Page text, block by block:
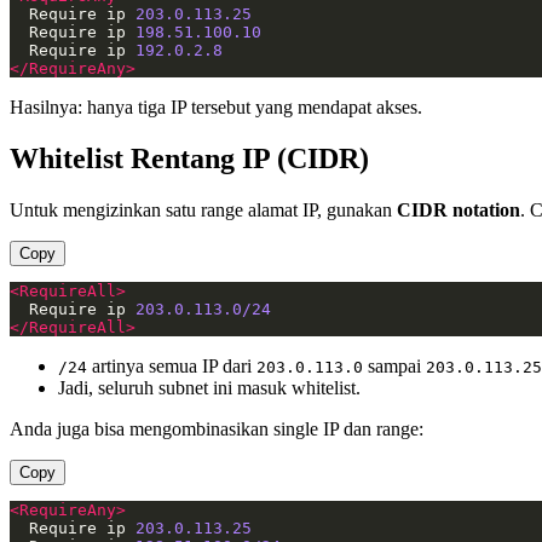
  Require ip
203.0.113.25
  Require ip
198.51.100.10
  Require ip
192.0.2.8
</RequireAny>
Hasilnya: hanya tiga IP tersebut yang mendapat akses.
Whitelist Rentang IP (CIDR)
Untuk mengizinkan satu range alamat IP, gunakan CIDR notation.
Copy
<RequireAll>
  Require ip
203.0.113.0/24
</RequireAll>
/24 artinya semua IP dari 203.0.113.0 sampai
Jadi, seluruh subnet ini masuk whitelist.
Anda juga bisa mengombinasikan single IP dan range:
Copy
<RequireAny>
  Require ip
203.0.113.25